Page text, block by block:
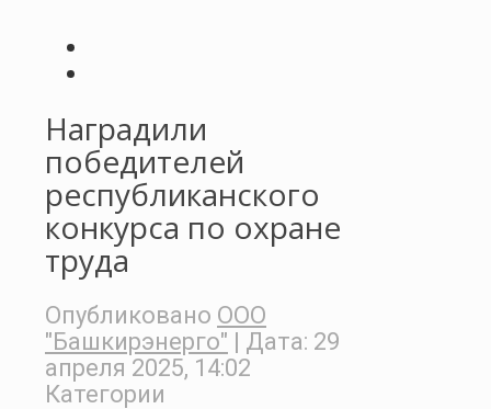
Наградили
победителей
республиканского
конкурса по охране
труда
Опубликовано ООО
"Башкирэнерго" | Дата: 29
апреля 2025, 14:02
Категории